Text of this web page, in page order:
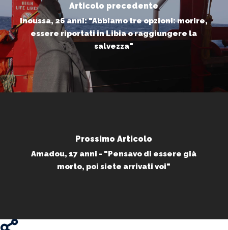
Articolo precedente
Inoussa, 26 anni: "Abbiamo tre opzioni: morire,
essere riportati in Libia o raggiungere la
salvezza"
Prossimo Articolo
Amadou, 17 anni - "Pensavo di essere già
morto, poi siete arrivati voi"
Share